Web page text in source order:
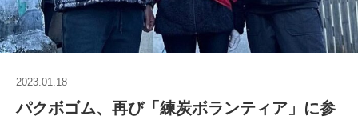
2023.01.18
パクボゴム、再び「練炭ボランティア」に参